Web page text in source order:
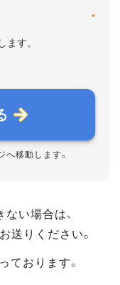
*
す。
移動します。
い場合は、
送りください。
ております。